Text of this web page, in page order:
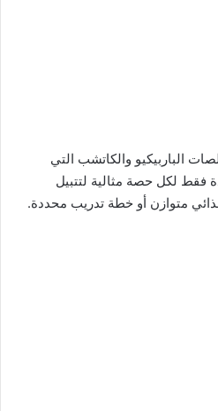
الباربيكيو والكاتشب التي
فقط لكل حصة مثالية لتتبيل
متوازن أو خطة تدريب محددة.